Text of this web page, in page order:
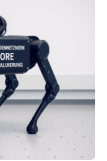
vor
Silizium-
Sie verbrauchen
Datenübertragung
Da KI-Modelle
an neuen